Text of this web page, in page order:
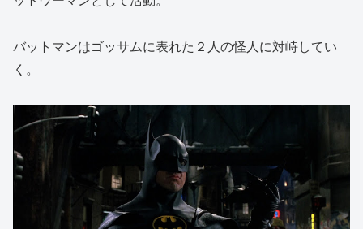
バットマンはゴッサムに表れた２人の怪人に対峙してい
く。